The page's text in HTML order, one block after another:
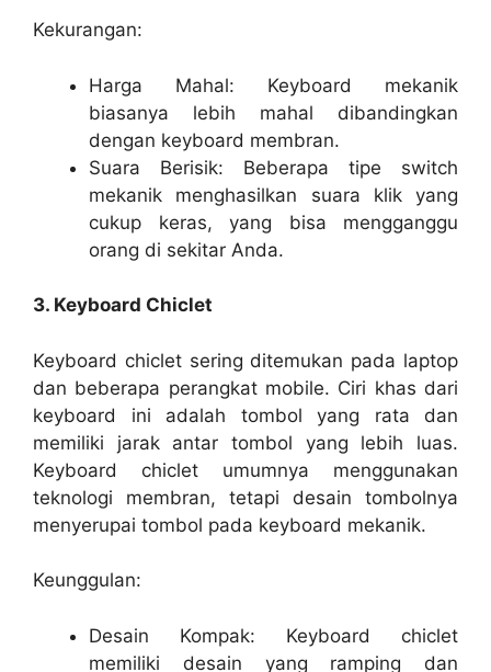
Kekurangan:
Harga Mahal: Keyboard mekanik
biasanya lebih mahal dibandingkan
dengan keyboard membran.
Suara Berisik: Beberapa tipe switch
mekanik menghasilkan suara klik yang
cukup keras, yang bisa mengganggu
orang di sekitar Anda.
3. Keyboard Chiclet
Keyboard chiclet sering ditemukan pada laptop
dan beberapa perangkat mobile. Ciri khas dari
keyboard ini adalah tombol yang rata dan
memiliki jarak antar tombol yang lebih luas.
Keyboard chiclet umumnya menggunakan
teknologi membran, tetapi desain tombolnya
menyerupai tombol pada keyboard mekanik.
Keunggulan:
Desain Kompak: Keyboard chiclet
memiliki desain yang ramping dan